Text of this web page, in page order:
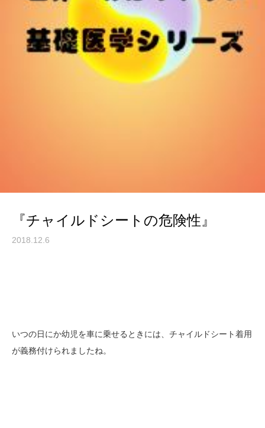
『チャイルドシートの危険性』
2018.12.6
いつの日にか幼児を車に乗せるときには、チャイルドシート着用
が義務付けられましたね。